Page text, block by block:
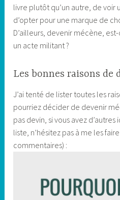
livre plutôt qu’un autre, de voir
d’opter pour une marque de
D’ailleurs, devenir mécène,
un acte militant ?
Les bonnes raisons de
J’ai tenté de lister toutes les
pourriez décider de devenir
pas devin, si vous avez
liste, n’hésitez pas à me les
commentaires) :